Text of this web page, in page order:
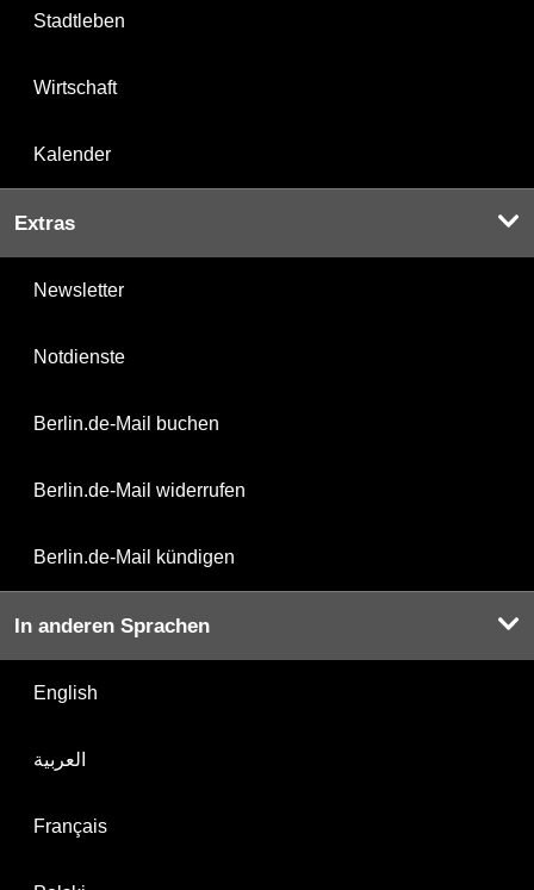
Stadtleben
Wirtschaft
Kalender
Extras
Newsletter
Notdienste
Berlin.de-Mail buchen
Berlin.de-Mail widerrufen
Berlin.de-Mail kündigen
In anderen Sprachen
English
العربية
Français